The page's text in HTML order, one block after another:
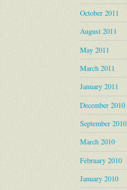
October 2011
August 2011
May 2011
March 2011
January 2011
December 2010
September 2010
March 2010
February 2010
January 2010